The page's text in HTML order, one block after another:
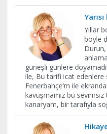
Yıllar
böyle
güneşli günlere
ile, Bu tarifi icat edenlere
Fenerbahçe’m ile
kavuşmamız bu sevimsiz
kanaryam, bir tarafıyla